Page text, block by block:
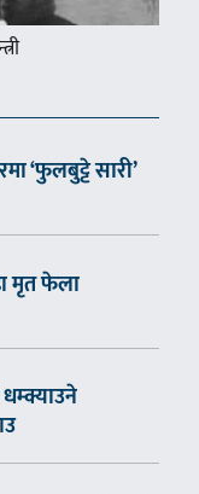
‘फुलबुट्टे सारी’
मृत फेला